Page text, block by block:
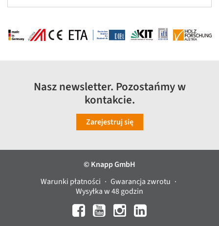
Nasz newsletter. Pozostańmy w
kontakcie.
Zarejestruj się
© Knapp GmbH
Warunki płatności
Gwarancja zwrotu
Wysyłka w 48 godzin